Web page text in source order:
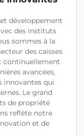
développement
des instituts
sommes à la
des caisses
continuellement
avancées,
innovantes qui
Le grand
de propriété
reflète notre
et de